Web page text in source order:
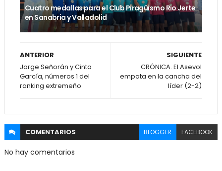
Cuatro medallas para el Club Piragüismo Rio Jerte
en Sanabria y Valladolid
SIGUIENTE
CRÓNICA. El Asevol
empata en la cancha del
líder (2-2)
ANTERIOR
Jorge Señorán y Cinta
García, números 1 del
ranking extremeño
COMENTARIOS BLOGGER FACEBOOK
No hay comentarios